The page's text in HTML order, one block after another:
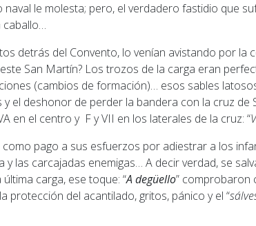
naval le molesta; pero, el verdadero fastidio que
caballo…
detrás del Convento, lo venían avistando por la
San Martín? Los trozos de la carga eran
(cambios de formación)… esos sables
y el deshonor de perder la bandera con la cruz de
en el centro y F y VII en los laterales de la cruz: “
como pago a sus esfuerzos por adiestrar a los
y las carcajadas enemigas… A decir verdad, se
carga, ese toque: “A degüello” comprobaron
protección del acantilado, gritos, pánico y el “